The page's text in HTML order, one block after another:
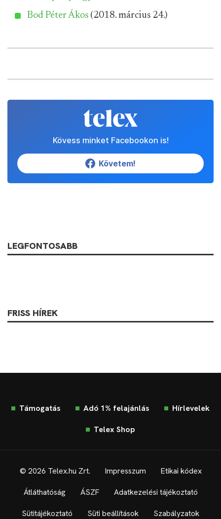
Bod Péter Ákos (2018. március 24.)
Kövess minket Facebookon is!
Követem!
LEGFONTOSABB
FRISS HÍREK
Támogatás Adó 1% felajánlás Hírlevelek
Telex Shop
© 2026 Telex.hu Zrt. Impresszum Etikai kódex
Átláthatóság ÁSZF Adatkezelési tájékoztató
Sütitájékoztató Süti beállítások Szabályzatok